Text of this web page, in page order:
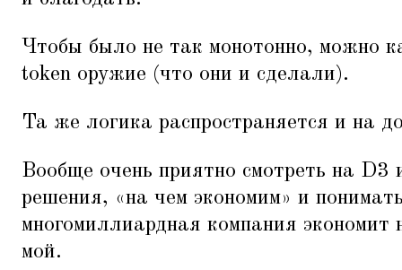
Чтобы было не так монотонно, можно
token оружие (что они и сделали).
Та же логика распространяется и на
Вообще очень приятно смотреть на D3
решения, «на чем экономим» и
многомиллиардная компания экономит
мой.